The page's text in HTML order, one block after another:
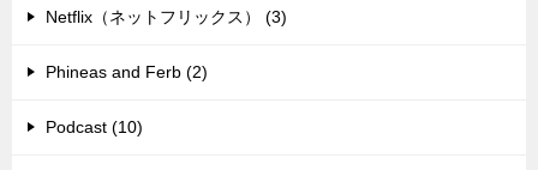
Netflix（ネットフリックス） (3)
Phineas and Ferb (2)
Podcast (10)